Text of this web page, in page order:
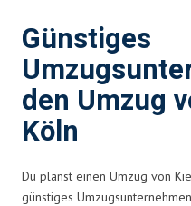
Günstiges
den Umzug
Köln
Du planst einen Umzug von
günstiges